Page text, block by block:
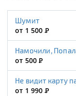
Шумит
от 1 500Р
Намочили,
от 500Р
Не видит карту
от 1 990Р